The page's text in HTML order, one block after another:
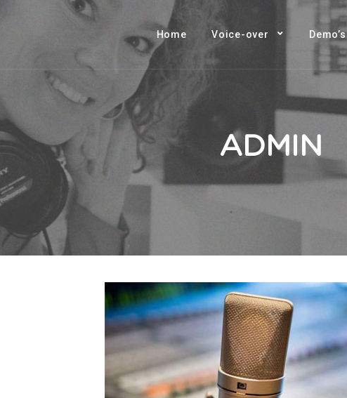
Home Voice-over Demo’s
ADMIN